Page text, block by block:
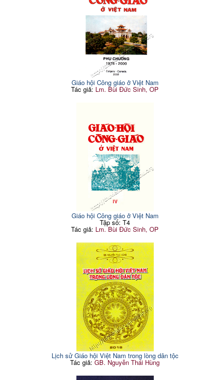
Giáo hội Công giáo ở Việt Nam
Tác giả: Lm. Bùi Đức Sinh, OP
Giáo hội Công giáo ở Việt Nam
Tập số: T4
Tác giả: Lm. Bùi Đức Sinh, OP
Lịch sử Giáo hội Việt Nam trong lòng dân tộc
Tác giả:GB. Nguyễn Thái Hùng